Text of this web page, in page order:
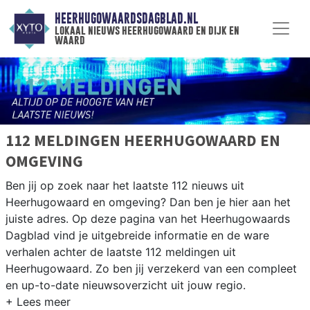
HEERHUGOWAARDSDAGBLAD.NL
lokaal nieuws heerhugowaard en dijk en
waard
112 MELDINGEN HEERHUGOWAARD EN
OMGEVING
Ben jij op zoek naar het laatste 112 nieuws uit
Heerhugowaard en omgeving? Dan ben je hier aan het
juiste adres. Op deze pagina van het Heerhugowaards
Dagblad vind je uitgebreide informatie en de ware
verhalen achter de laatste 112 meldingen uit
Heerhugowaard. Zo ben jij verzekerd van een compleet
en up-to-date nieuwsoverzicht uit jouw regio.